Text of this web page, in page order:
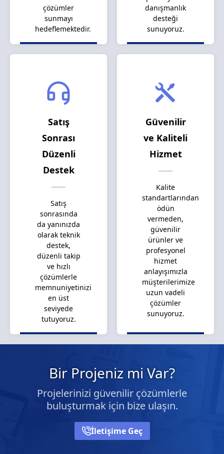
çözümler
sunmayı
hedeflemektedir.
danışmanlık
desteği
sunuyoruz.
Satış
Sonrası
Düzenli
Destek
Satış
sonrasında
da yanınızda
olarak teknik
destek,
düzenli takip
ve hızlı
çözümlerle
memnuniyetinizi
en üst
seviyede
tutuyoruz.
Güvenilir
ve Kaliteli
Hizmet
Kalite
standartlarından
ödün
vermeden,
güvenilir
ürünler ve
profesyonel
hizmet
anlayışımızla
müşterilerimize
uzun vadeli
çözümler
sunuyoruz.
Bir Projeniz mi Var?
Projelerinizi güvenilir çözümlerle
buluşturmak için bize ulaşın.
İletişime Geç